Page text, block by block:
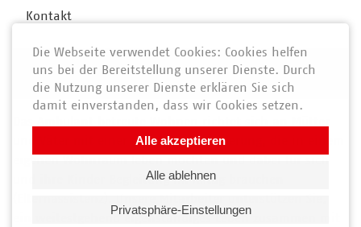
Kontakt
ABW
und Väter mit einer geistigen Behinderung, die in einem
und ihre Kinder Begleitung im Alltag brauchen
ein weitestgehend eigenständiges Leben zusammen mit
Die Webseite verwendet Cookies: Cookies helfen
uns bei der Bereitstellung unserer Dienste. Durch
die Nutzung unserer Dienste erklären Sie sich
damit einverstanden, dass wir Cookies setzen.
Alle akzeptieren
Alle ablehnen
Privatsphäre-Einstellungen